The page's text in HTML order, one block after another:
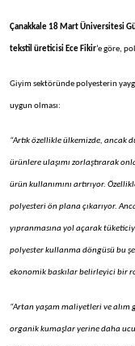
Çanakkale 18 Mart Üniversitesi
tekstil üreticisi Ece Fikir’e göre,
Giyim sektöründe polyesterin
uygun olması:
“Artık özellikle ülkemizde,
ürünlere ulaşımı zorlaştırarak
ürün kullanımını artırıyor.
polyesteri ön plana çıkarıyor.
yıpranmasına yol açarak
polyester kullanma döngüsü bu
ekonomik baskılar belirleyici bir
“Artan yaşam maliyetleri ve alım
organik kumaşlar yerine daha